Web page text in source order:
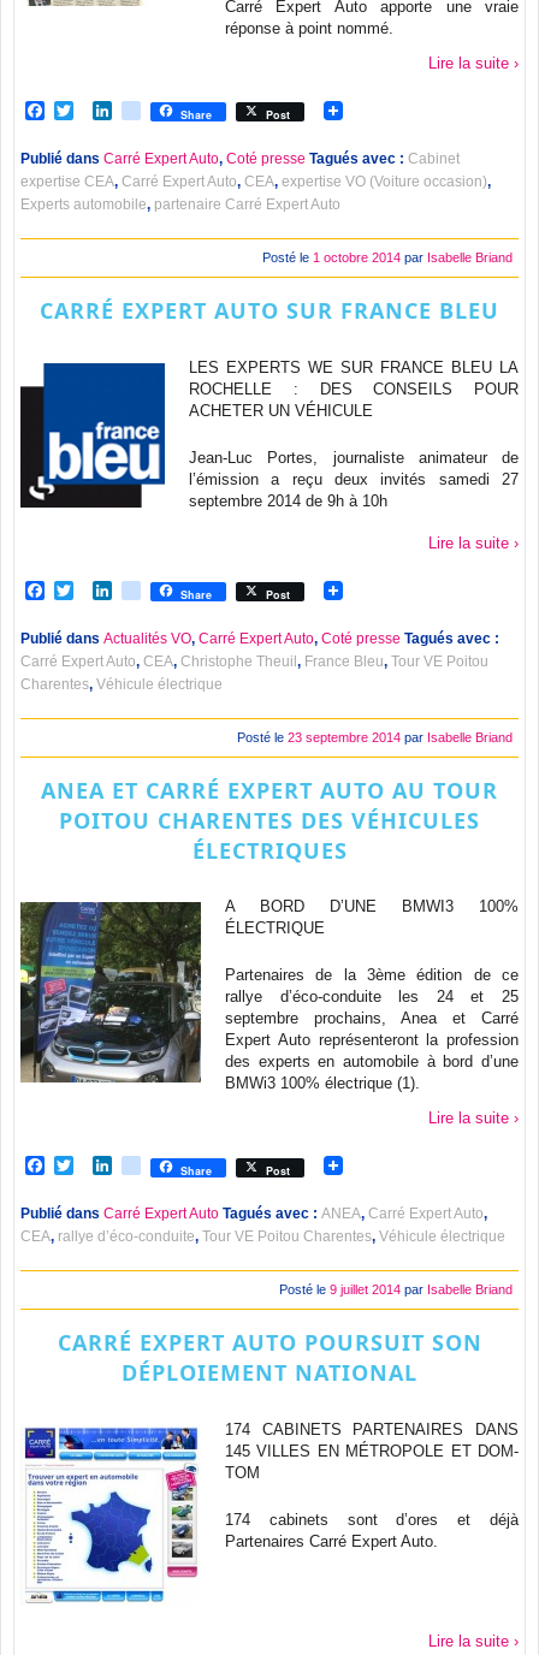
Carré Expert Auto apporte une vraie
réponse à point nommé.
Lire la suite ›
Facebook
TwitterLinkedIn
viadeoShare Post
Publié dans Carré Expert Auto, Coté presse Tagués avec : Cabinet
expertise CEA, Carré Expert Auto, CEA, expertise VO (Voiture occasion),
Experts automobile, partenaire Carré Expert Auto
Posté le 1 octobre 2014 par Isabelle Briand
CARRÉ EXPERT AUTO SUR FRANCE BLEU
LES EXPERTS WE SUR FRANCE BLEU LA
ROCHELLE : DES CONSEILS POUR
ACHETER UN VÉHICULE
Jean-Luc Portes, journaliste animateur de
l’émission a reçu deux invités samedi 27
septembre 2014 de 9h à 10h
Lire la suite ›
Facebook
TwitterLinkedIn
viadeoShare Post
Publié dans Actualités VO, Carré Expert Auto, Coté presse Tagués avec :
Carré Expert Auto, CEA, Christophe Theuil, France Bleu, Tour VE Poitou
Charentes, Véhicule électrique
Posté le 23 septembre 2014 par Isabelle Briand
ANEA ET CARRÉ EXPERT AUTO AU TOUR
POITOU CHARENTES DES VÉHICULES
ÉLECTRIQUES
A BORD D’UNE BMWI3 100%
ÉLECTRIQUE
Partenaires de la 3ème édition de ce
rallye d’éco-conduite les 24 et 25
septembre prochains, Anea et Carré
Expert Auto représenteront la profession
des experts en automobile à bord d’une
BMWi3 100% électrique (1).
Lire la suite ›
Facebook
TwitterLinkedIn
viadeoShare Post
Publié dans Carré Expert Auto Tagués avec : ANEA, Carré Expert Auto,
CEA, rallye d’éco-conduite, Tour VE Poitou Charentes, Véhicule électrique
Posté le 9 juillet 2014 par Isabelle Briand
CARRÉ EXPERT AUTO POURSUIT SON
DÉPLOIEMENT NATIONAL
174 CABINETS PARTENAIRES DANS
145 VILLES EN MÉTROPOLE ET DOM-
TOM
174 cabinets sont d’ores et déjà
Partenaires Carré Expert Auto.
Lire la suite ›